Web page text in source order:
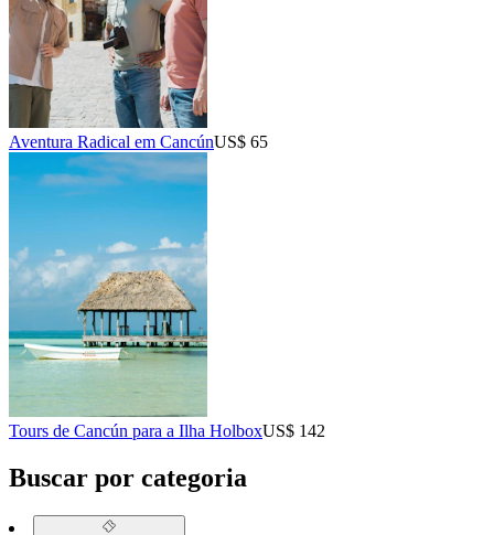
Aventura Radical em CancúnUS$ 65
Tours de Cancún para a Ilha HolboxUS$ 142
Buscar por categoria